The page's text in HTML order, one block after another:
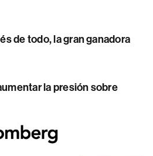
de todo, la gran ganadora
la presión sobre